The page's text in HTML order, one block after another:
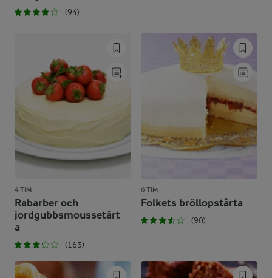
(94)
4 TIM
Rabarber och
jordgubbsmoussetårt
a
(163)
6 TIM
Folkets bröllopstårta
(90)